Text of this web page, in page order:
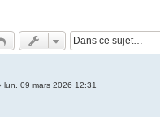
lun. 09 mars 2026 12:31